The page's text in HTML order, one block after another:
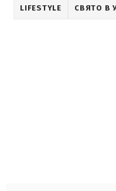
LIFESTYLE СВЯТО В